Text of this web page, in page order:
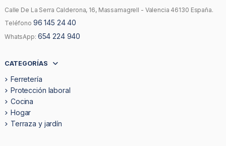
Calle De La Serra Calderona, 16, Massamagrell - Valencia 46130 España.
Teléfono 96 145 24 40
WhatsApp: 654 224 940
CATEGORÍAS
Ferretería
Protección laboral
Cocina
Hogar
Terraza y jardín